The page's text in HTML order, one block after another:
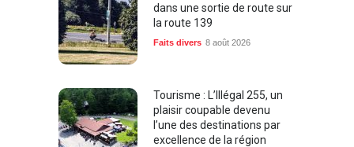
dans une sortie de route sur
la route 139
Faits divers 8 août 2026
Tourisme : L’Illégal 255, un
plaisir coupable devenu
l’une des destinations par
excellence de la région